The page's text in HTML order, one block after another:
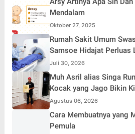
Mendalam
Oktober 27, 2025
Rumah Sakit Umum
Samsoe Hidajat Perluas
Juli 30, 2026
Muh Asril alias Singa
Kocak yang Jago Bikin
Jadi Hiburan
Agustus 06, 2026
Cara Membuatnya yang
Pemula